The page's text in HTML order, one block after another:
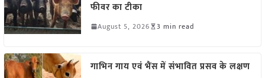
फीवर का टीका
August 5, 2026 3 min read
गाभिन गाय एवं भैंस में संभावित प्रसव के लक्षण